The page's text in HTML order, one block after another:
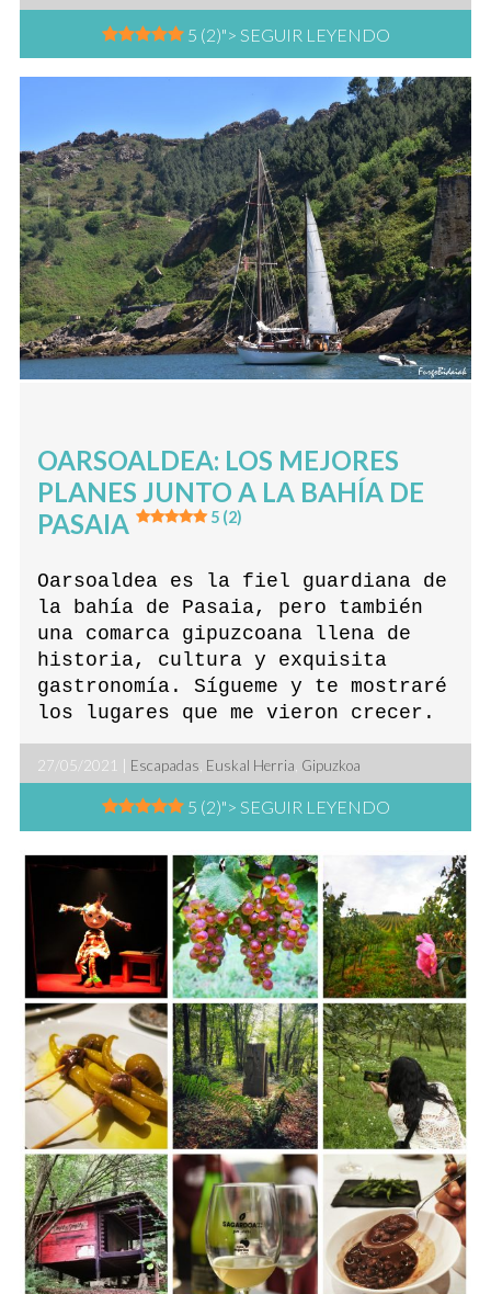
5 (2)"> SEGUIR LEYENDO
OARSOALDEA: LOS MEJORES
PLANES JUNTO A LA BAHÍA DE
PASAIA
5 (2)
Oarsoaldea es la fiel guardiana de
la bahía de Pasaia, pero también
una comarca gipuzcoana llena de
historia, cultura y exquisita
gastronomía. Sígueme y te mostraré
los lugares que me vieron crecer.
27/05/2021 | Escapadas Euskal Herria Gipuzkoa
5 (2)"> SEGUIR LEYENDO